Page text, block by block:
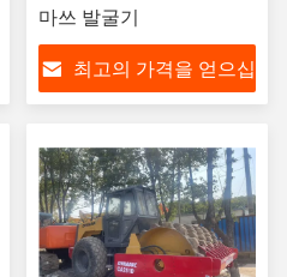
마쓰 발굴기
최고의 가격을 얻으십